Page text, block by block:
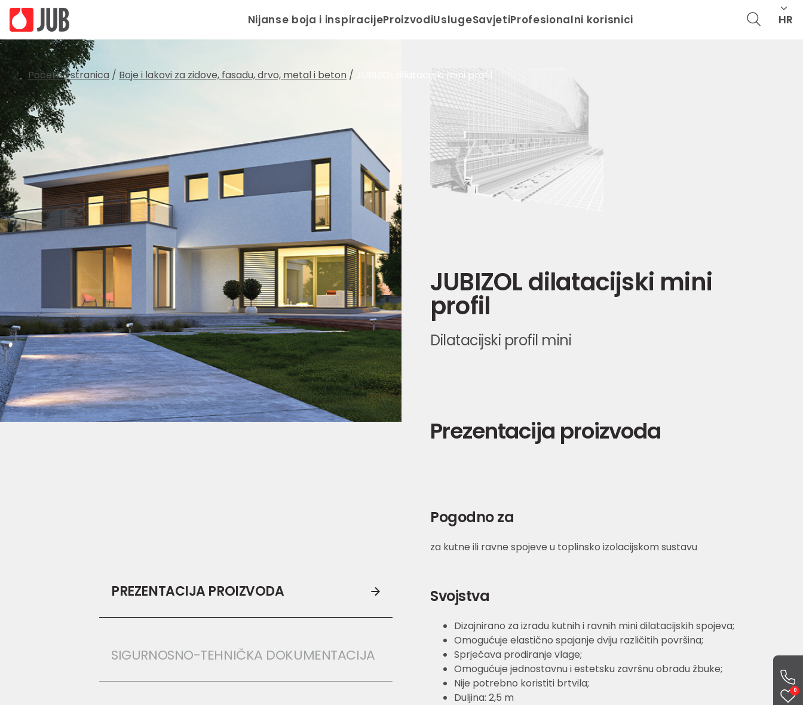
Nijanse boja i inspiracijeProizvodiUslugeSavjetiProfesionalni korisnici HR
0
Početna stranica / Boje i lakovi za zidove, fasadu, drvo, metal i beton / JUBIZOL dilatacijski mini profil
PREZENTACIJA PROIZVODA
SIGURNOSNO-TEHNIČKA DOKUMENTACIJA
JUBIZOL dilatacijski mini
profil
Dilatacijski profil mini
Prezentacija proizvoda
Pogodno za
za kutne ili ravne spojeve u toplinsko izolacijskom sustavu
Svojstva
Dizajnirano za izradu kutnih i ravnih mini dilatacijskih spojeva;
Omogućuje elastično spajanje dviju različitih površina;
Sprječava prodiranje vlage;
Omogućuje jednostavnu i estetsku završnu obradu žbuke;
Nije potrebno koristiti brtvila;
Duljina: 2,5 m